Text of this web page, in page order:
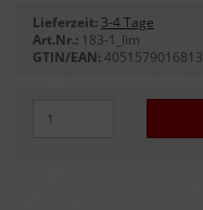
Lieferzeit: 3-4 Tage
Art.Nr.: 183-1_lim
GTIN/EAN: 4051579016813